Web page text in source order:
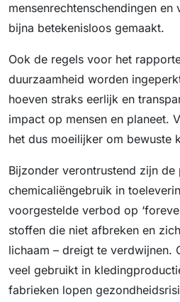
mensenrechtenschendingen
bijna betekenisloos gemaakt.
Ook de regels voor het
duurzaamheid worden
hoeven straks eerlijk en
impact op mensen en planeet.
het dus moeilijker om bewuste
Bijzonder verontrustend zijn de
chemicaliëngebruik in
voorgestelde verbod op
stoffen die niet afbreken en
lichaam – dreigt te verdwijnen.
veel gebruikt in
fabrieken lopen